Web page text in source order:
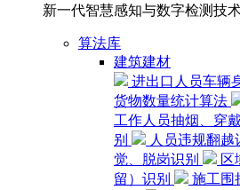
新一代智慧感知与数字检测技
算法库
建筑建材
进出口人员车辆
货物数量统计算法
工作人员抽烟、穿
别
人员违规翻越
觉、脱岗识别
区
留）识别
施工围